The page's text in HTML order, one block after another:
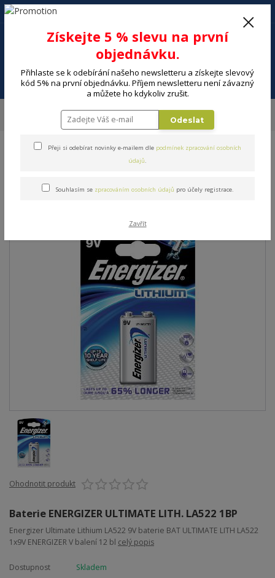
Menu
+420 602 494 600
ENERGIZER ULTIMATE LITH. LA522 1BP
Baterie ENERGIZER
ULTIMATE LITH. LA522 1BP
Ohodnotit produkt
Baterie ENERGIZER ULTIMATE LITH. LA522 1BP
Energizer Ultimate Lithium LA522 9V baterie BAT ULTIMATE LITH LA522
1x9V ENERGIZER V balení 12 bl celý popis
Dostupnost
Skladem
Získejte 5 % slevu na první
objednávku.
Přihlaste se k odebírání našeho newsletteru a získejte slevový
kód 5% na první objednávku. Příjem newsletteru není závazný
a můžete ho kdykoliv zrušit.
Odeslat
Přeji si odebírat novinky e-mailem dle podmínek zpracování osobních
údajů.
Souhlasím se zpracováním osobních údajů pro účely registrace.
Zavřít